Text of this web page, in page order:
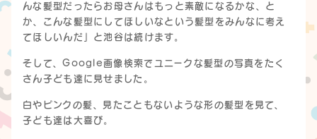
んな髪型だったらお母さんはもっと素敵になるかな、と
か、こんな髪型にしてほしいなという髪型をみんなに考え
てほしいんだ」と池谷は続けます。
そして、Google画像検索でユニークな髪型の写真をたく
さん子ども達に見せました。
白やピンクの髪、見たこともないような形の髪型を見て、
子ども達は大喜び。